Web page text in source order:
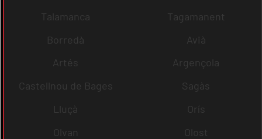
Talamanca
Tagamanent
Borredà
Avià
Artés
Argençola
Castellnou de Bages
Sagàs
Lluçà
Orís
Olvan
Olost